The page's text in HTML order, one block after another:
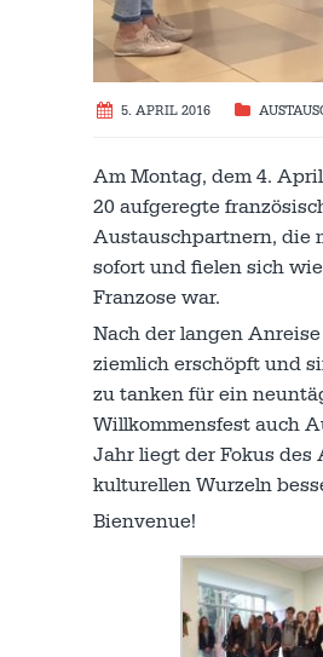
5. APRIL 2016
Am Montag, dem 4.
20 aufgeregte
Austauschpartnern, die
sofort und fielen sich
Franzose war.
Nach der langen
ziemlich erschöpft und
zu tanken für ein
Willkommensfest auch
Jahr liegt der Fokus des
kulturellen Wurzeln
Bienvenue!